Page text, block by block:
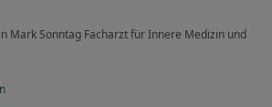
Mark Sonntag Facharzt für Innere Medizin und